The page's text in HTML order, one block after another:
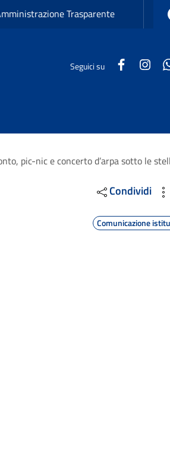
Trasparente
Seguici su Facebook
pic-nic e concerto d’arpa sotto le
Condividi
Comunicazione